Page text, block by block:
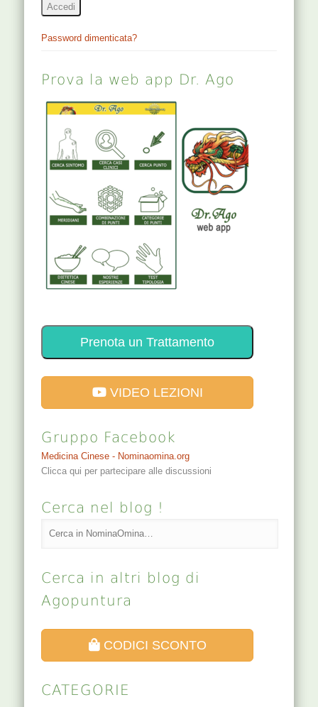
Accedi
Password dimenticata?
Prova la web app Dr. Ago
Prenota un Trattamento
VIDEO LEZIONI
Gruppo Facebook
Medicina Cinese - Nominaomina.org
Clicca qui per partecipare alle discussioni
Cerca nel blog !
Cerca in altri blog di
Agopuntura
CODICI SCONTO
CATEGORIE